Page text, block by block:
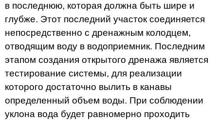
в последнюю, которая должна быть шире и
глубже. Этот последний участок соединяется
непосредственно с дренажным колодцем,
отводящим воду в водоприемник. Последним
этапом создания открытого дренажа является
тестирование системы, для реализации
которого достаточно вылить в канавы
определенный объем воды. При соблюдении
уклона вода будет равномерно проходить